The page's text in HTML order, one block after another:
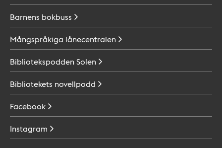
Barnens bokbuss
Mångspråkiga lånecentralen
BibliotekspoddenSolen
Bibliotekets novellpodd
Facebook
Instagram